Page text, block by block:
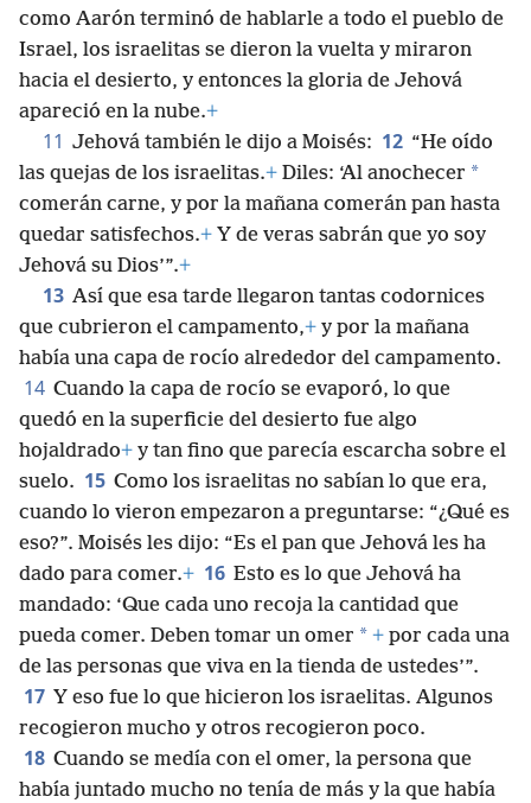
como Aarón terminó de hablarle a todo el pueblo de
Israel, los israelitas se dieron la vuelta y miraron
hacia el desierto, y entonces la gloria de Jehová
apareció en la nube.+
11 Jehová también le dijo a Moisés: 12 “He oído
las quejas de los israelitas.+ Diles: ‘Al anochecer *
comerán carne, y por la mañana comerán pan hasta
quedar satisfechos.+ Y de veras sabrán que yo soy
Jehová su Dios’”.+
13 Así que esa tarde llegaron tantas codornices
que cubrieron el campamento,+ y por la mañana
había una capa de rocío alrededor del campamento.
14 Cuando la capa de rocío se evaporó, lo que
quedó en la superficie del desierto fue algo
hojaldrado+ y tan fino que parecía escarcha sobre el
suelo. 15 Como los israelitas no sabían lo que era,
cuando lo vieron empezaron a preguntarse: “¿Qué es
eso?”. Moisés les dijo: “Es el pan que Jehová les ha
dado para comer.+ 16 Esto es lo que Jehová ha
mandado: ‘Que cada uno recoja la cantidad que
pueda comer. Deben tomar un omer * + por cada una
de las personas que viva en la tienda de ustedes’”.
17 Y eso fue lo que hicieron los israelitas. Algunos
recogieron mucho y otros recogieron poco.
18 Cuando se medía con el omer, la persona que
había juntado mucho no tenía de más y la que había